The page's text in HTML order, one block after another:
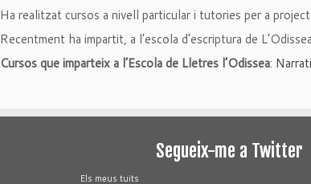
Ha realitzat cursos a nivell particular i tutories per a
Recentment ha impartit, a l’escola d’escriptura de
Cursos que imparteix a l’Escola de Lletres l’Odissea:
Segueix-me a Twitter
Els meus tuits